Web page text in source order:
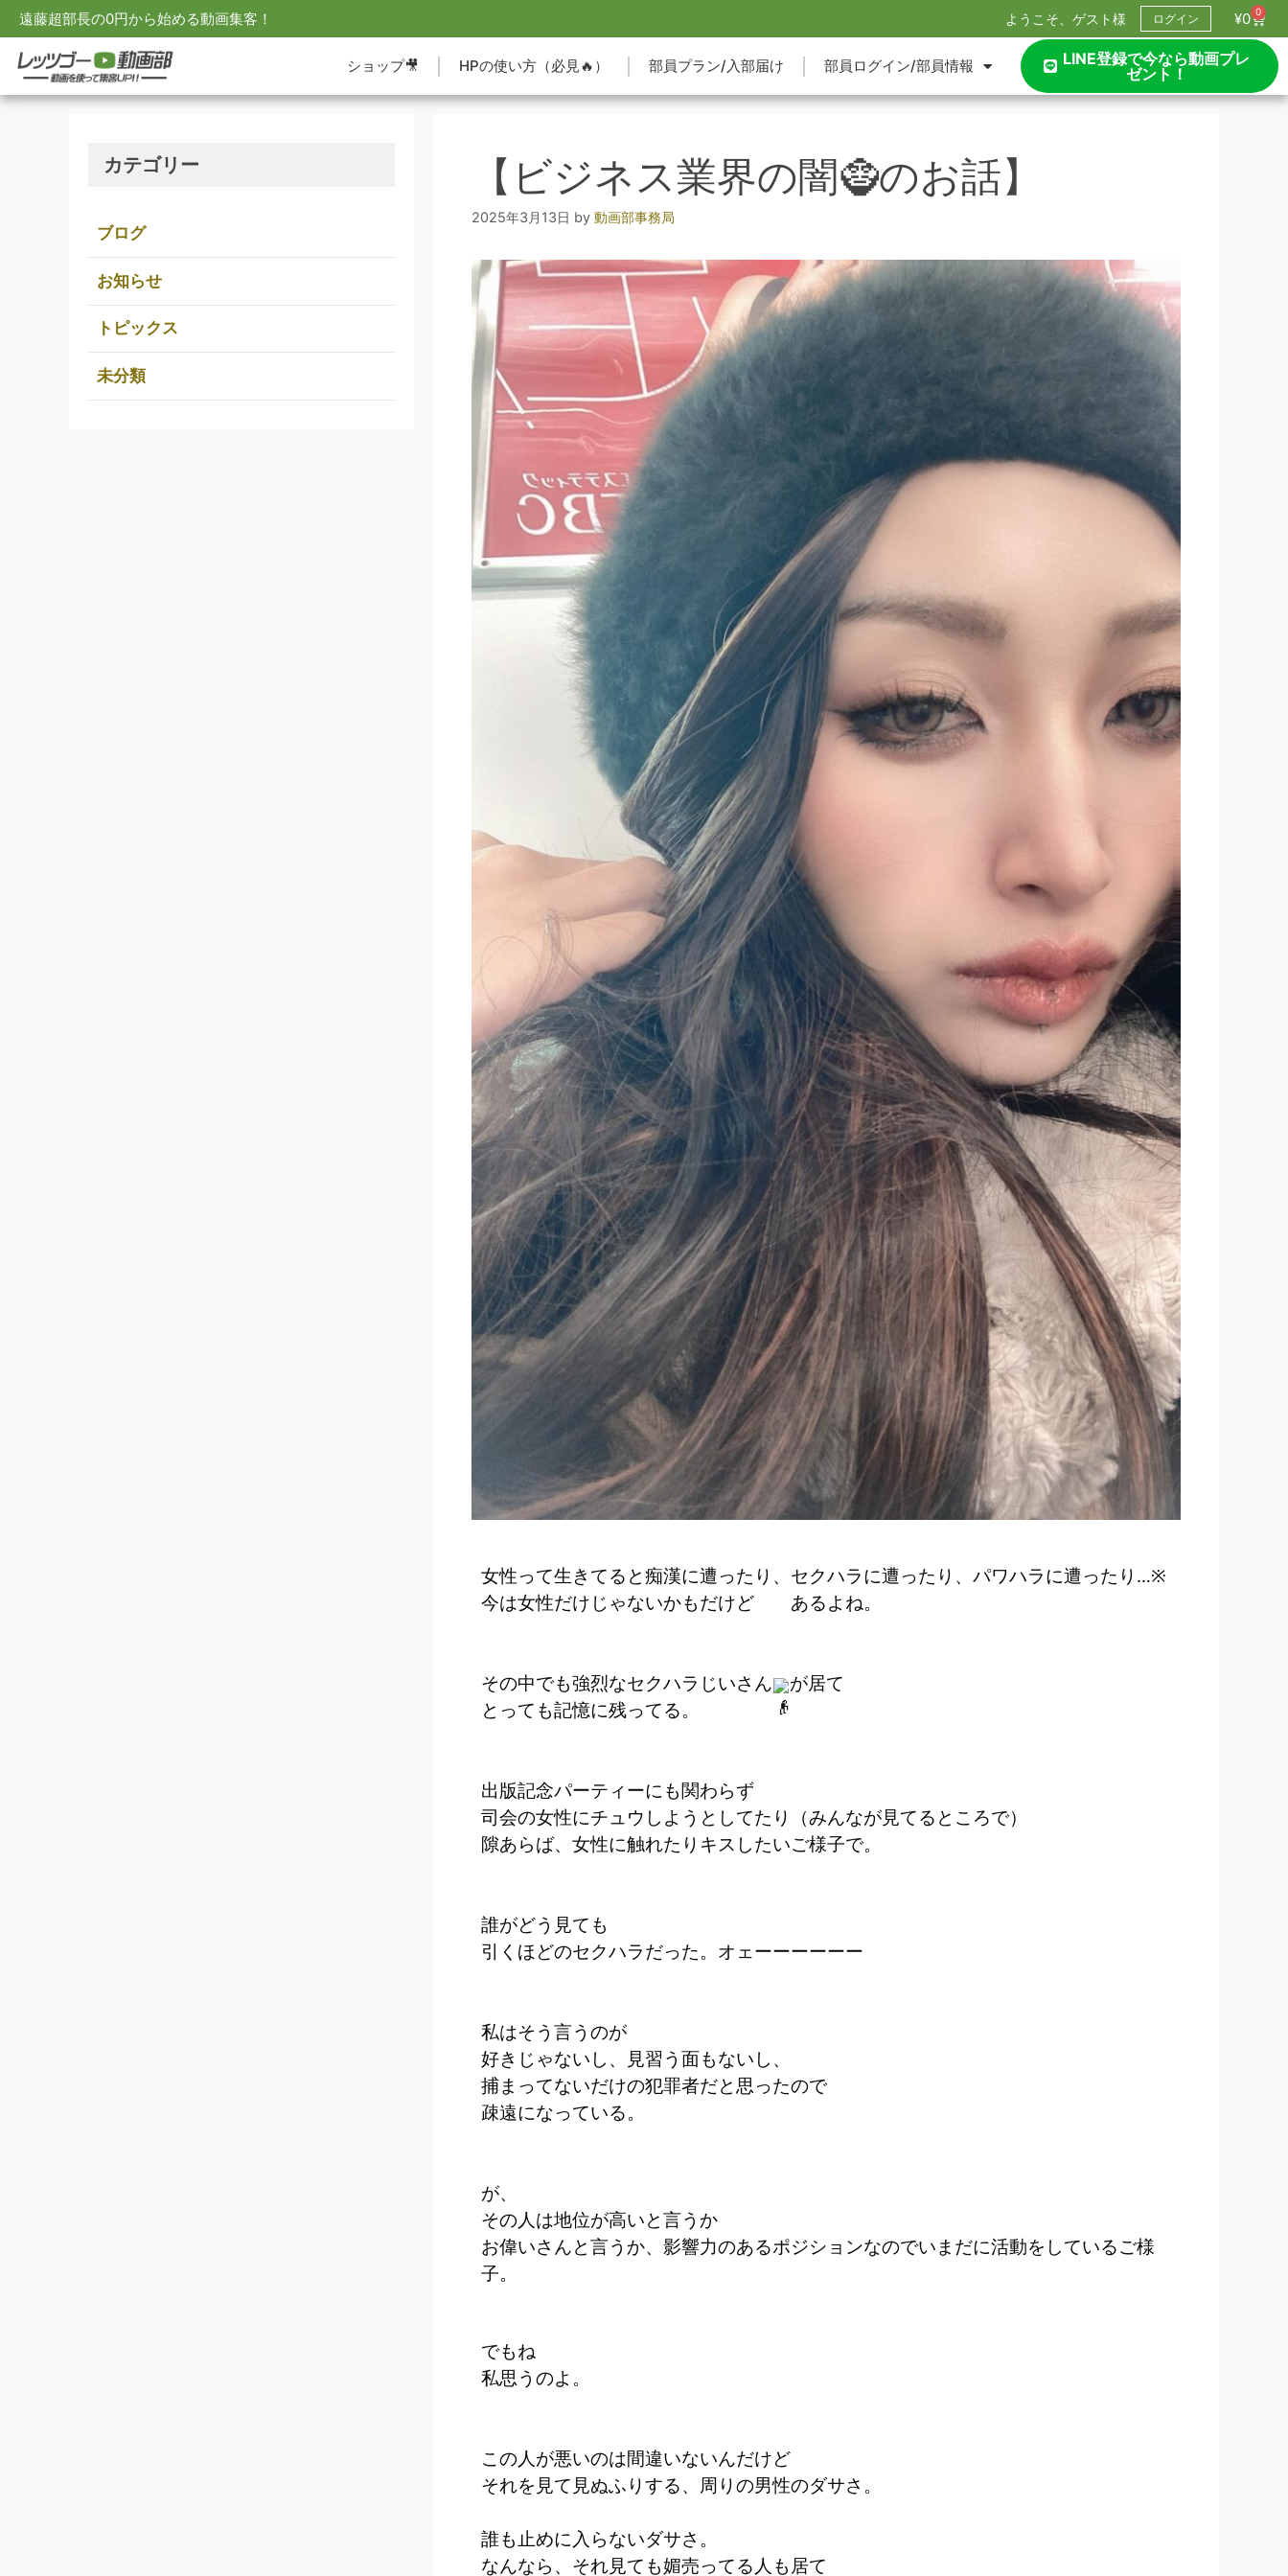
遠藤超部長の0円から始める動画集客！ ようこそ、ゲスト様 ログイン ¥0 0
ショップ🎥 HPの使い方（必見🔥） 部員プラン/入部届け 部員ログイン/部員情報
LINE登録で今なら動画プレ
ゼント！
【ビジネス業界の闇🧌のお話】
2025年3月13日 by 動画部事務局
女性って生きてると痴漢に遭ったり、セクハラに遭ったり、パワハラに遭ったり…※
今は女性だけじゃないかもだけど あるよね。
その中でも強烈なセクハラじいさん
が居て
とっても記憶に残ってる。
出版記念パーティーにも関わらず
司会の女性にチュウしようとしてたり（みんなが見てるところで）
隙あらば、女性に触れたりキスしたいご様子で。
誰がどう見ても
引くほどのセクハラだった。オェーーーーーー
私はそう言うのが
好きじゃないし、見習う面もないし、
捕まってないだけの犯罪者だと思ったので
疎遠になっている。
が、
その人は地位が高いと言うか
お偉いさんと言うか、影響力のあるポジションなのでいまだに活動をしているご様
子。
でもね
私思うのよ。
この人が悪いのは間違いないんだけど
それを見て見ぬふりする、周りの男性のダサさ。
誰も止めに入らないダサさ。
なんなら、それ見ても媚売ってる人も居て
カテゴリー
ブログ
お知らせ
トピックス
未分類